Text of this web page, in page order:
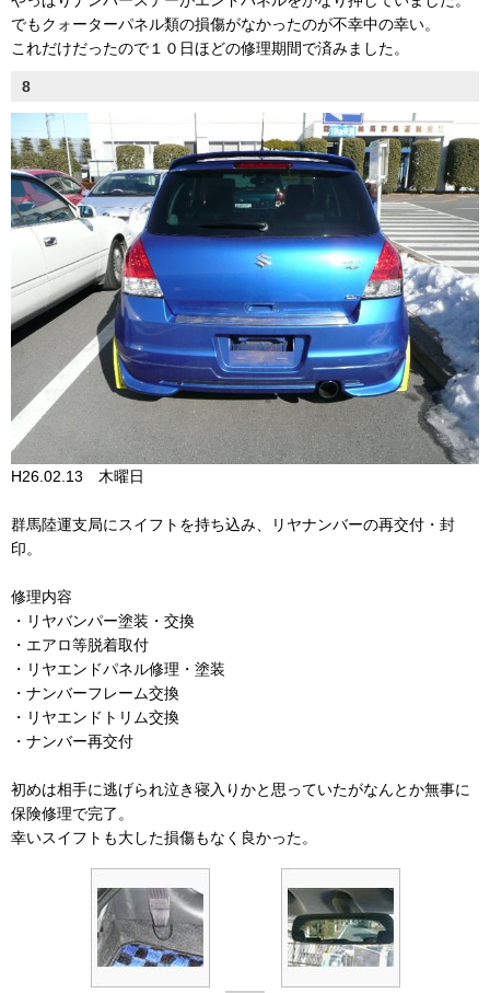
でもクォーターパネル類の損傷がなかったのが不幸中の幸い。
これだけだったので１０日ほどの修理期間で済みました。
8
H26.02.13 木曜日
群馬陸運支局にスイフトを持ち込み、リヤナンバーの再交付・封
印。
修理内容
・リヤバンパー塗装・交換
・エアロ等脱着取付
・リヤエンドパネル修理・塗装
・ナンバーフレーム交換
・リヤエンドトリム交換
・ナンバー再交付
初めは相手に逃げられ泣き寝入りかと思っていたがなんとか無事に
保険修理で完了。
幸いスイフトも大した損傷もなく良かった。